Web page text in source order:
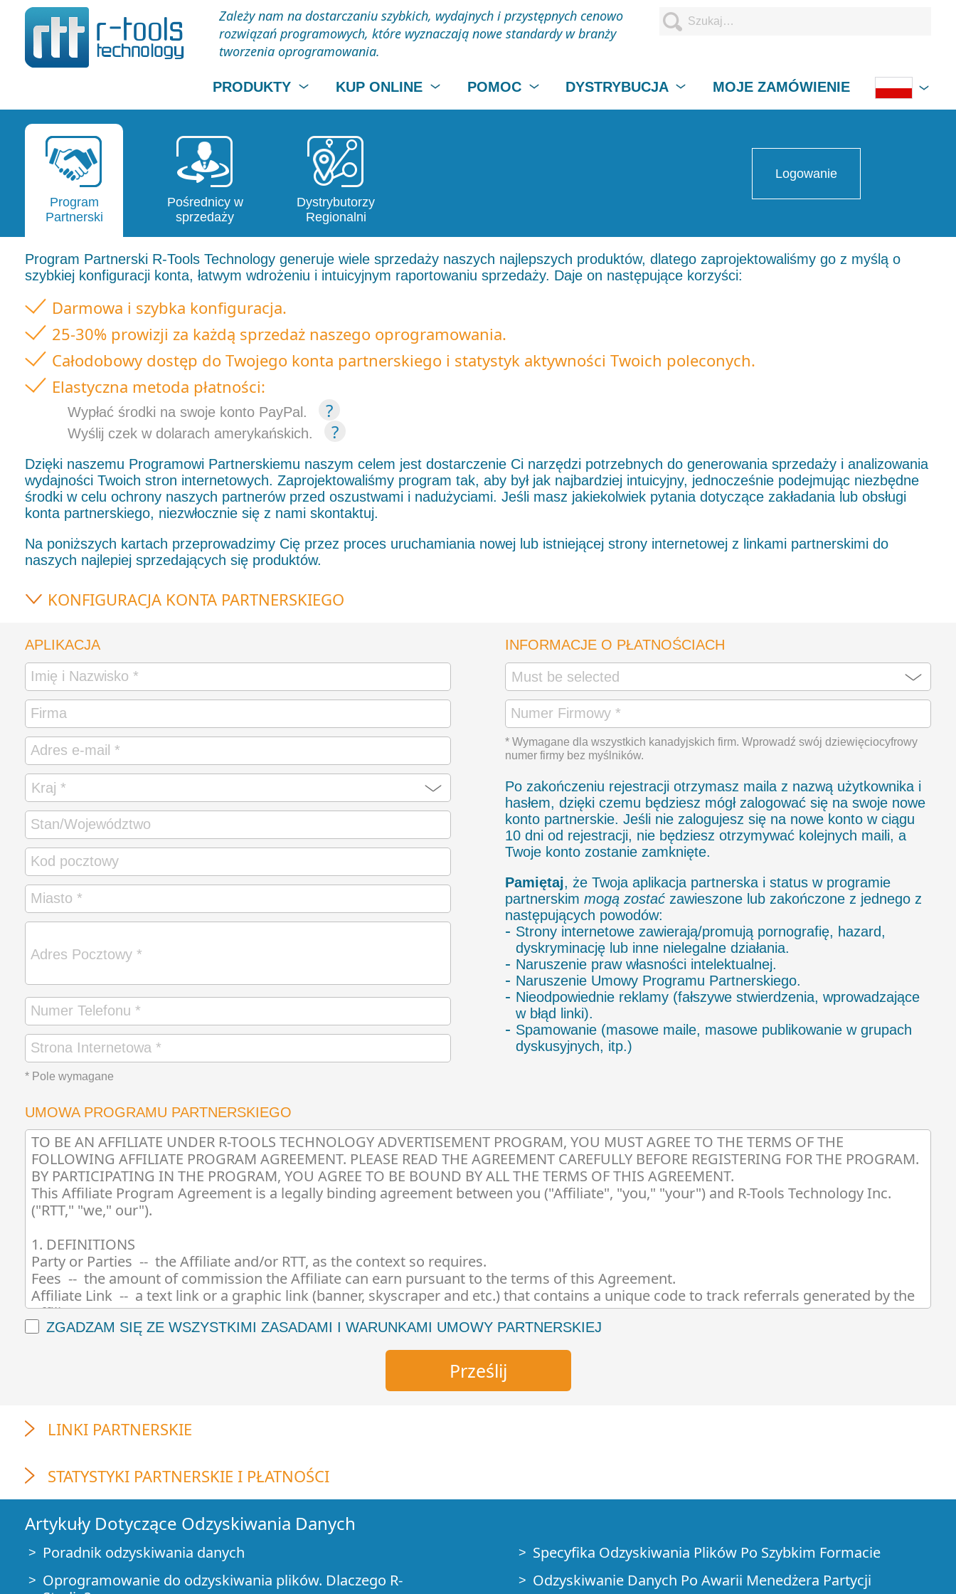
Zależy nam na dostarczaniu szybkich, wydajnych i przystępnych cenowo
rozwiązań programowych, które wyznaczają nowe standardy w branży
tworzenia oprogramowania.
PRODUKTY KUP ONLINE POMOC DYSTRYBUCJA MOJE ZAMÓWIENIE
Program
Partnerski
Pośrednicy w
sprzedaży
Dystrybutorzy
Regionalni
Logowanie
Program Partnerski R-Tools Technology generuje wiele sprzedaży naszych najlepszych produktów, dlatego zaprojektowaliśmy go z myślą o
szybkiej konfiguracji konta, łatwym wdrożeniu i intuicyjnym raportowaniu sprzedaży. Daje on następujące korzyści:
Darmowa i szybka konfiguracja.
25-30% prowizji za każdą sprzedaż naszego oprogramowania.
Całodobowy dostęp do Twojego konta partnerskiego i statystyk aktywności Twoich poleconych.
Elastyczna metoda płatności:
Wypłać środki na swoje konto PayPal. ?
Wyślij czek w dolarach amerykańskich. ?
Dzięki naszemu Programowi Partnerskiemu naszym celem jest dostarczenie Ci narzędzi potrzebnych do generowania sprzedaży i analizowania
wydajności Twoich stron internetowych. Zaprojektowaliśmy program tak, aby był jak najbardziej intuicyjny, jednocześnie podejmując niezbędne
środki w celu ochrony naszych partnerów przed oszustwami i nadużyciami. Jeśli masz jakiekolwiek pytania dotyczące zakładania lub obsługi
konta partnerskiego, niezwłocznie się z nami skontaktuj.
Na poniższych kartach przeprowadzimy Cię przez proces uruchamiania nowej lub istniejącej strony internetowej z linkami partnerskimi do
naszych najlepiej sprzedających się produktów.
KONFIGURACJA KONTA PARTNERSKIEGO
APLIKACJA
* Pole wymagane
INFORMACJE O PŁATNOŚCIACH
* Wymagane dla wszystkich kanadyjskich firm. Wprowadź swój dziewięciocyfrowy
numer firmy bez myślników.
Po zakończeniu rejestracji otrzymasz maila z nazwą użytkownika i
hasłem, dzięki czemu będziesz mógł zalogować się na swoje nowe
konto partnerskie. Jeśli nie zalogujesz się na nowe konto w ciągu
10 dni od rejestracji, nie będziesz otrzymywać kolejnych maili, a
Twoje konto zostanie zamknięte.
Pamiętaj, że Twoja aplikacja partnerska i status w programie
partnerskimmogą zostać zawieszone lub zakończone z jednego z
następujących powodów:
Strony internetowe zawierają/promują pornografię, hazard,
dyskryminację lub inne nielegalne działania.
Naruszenie praw własności intelektualnej.
Naruszenie Umowy Programu Partnerskiego.
Nieodpowiednie reklamy (fałszywe stwierdzenia, wprowadzające
w błąd linki).
Spamowanie (masowe maile, masowe publikowanie w grupach
dyskusyjnych, itp.)
UMOWA PROGRAMU PARTNERSKIEGO
ZGADZAM SIĘ ZE WSZYSTKIMI ZASADAMI I WARUNKAMI UMOWY PARTNERSKIEJ
LINKI PARTNERSKIE
STATYSTYKI PARTNERSKIE I PŁATNOŚCI
Artykuły Dotyczące Odzyskiwania Danych
Poradnik odzyskiwania danych
Oprogramowanie do odzyskiwania plików. Dlaczego R-
Specyfika Odzyskiwania Plików Po Szybkim Formacie
Odzyskiwanie Danych Po Awarii Menedżera Partycji